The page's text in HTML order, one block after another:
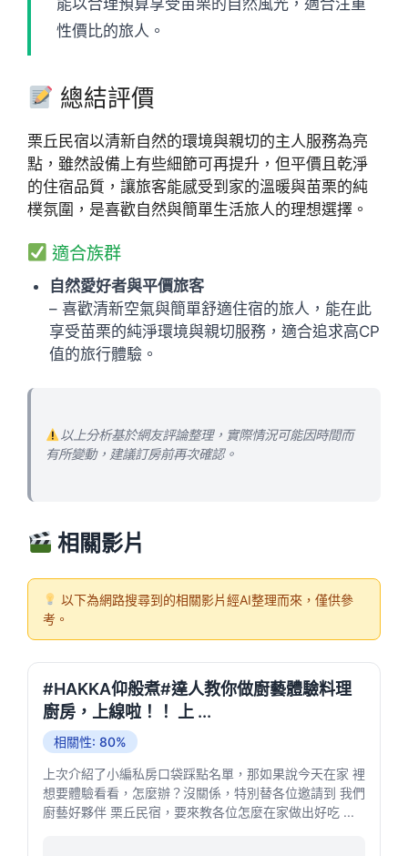
性價比的旅人。
總結評價
栗丘民宿以清新自然的環境與親切的主人服務為亮
點，雖然設備上有些細節可再提升，但平價且乾淨
的住宿品質，讓旅客能感受到家的溫暖與苗栗的純
樸氛圍，是喜歡自然與簡單生活旅人的理想選擇。
適合族群
自然愛好者與平價旅客
– 喜歡清新空氣與簡單舒適住宿的旅人，能在此
享受苗栗的純淨環境與親切服務，適合追求高CP
值的旅行體驗。
以上分析基於網友評論整理，實際情況可能因時間而
有所變動，建議訂房前再次確認。
相關影片
以下為網路搜尋到的相關影片經AI整理而來，僅供參
考。
#HAKKA仰般煮#達人教你做廚藝體驗料理
廚房，上線啦！！ 上 ...
相關性: 80%
上次介紹了小編私房口袋踩點名單，那如果說今天在家 裡
想要體驗看看，怎麼辦？沒關係，特別替各位邀請到 我們
廚藝好夥伴 栗丘民宿，要來教各位怎麼在家做出好吃 ...